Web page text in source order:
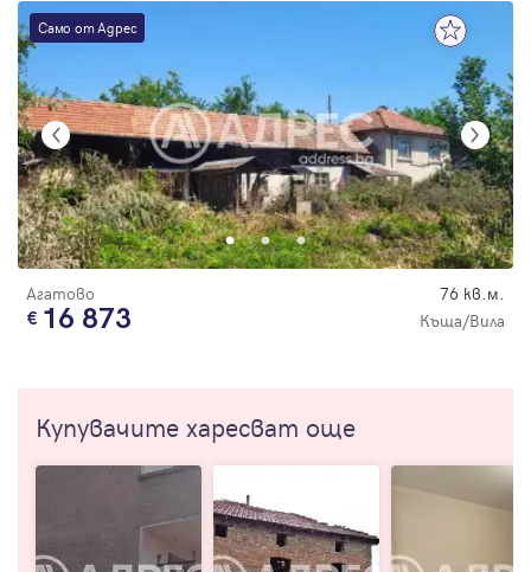
Само от Адрес
Агатово 76 кв.м.
16 873 Къща/Вила
Купувачите харесват още